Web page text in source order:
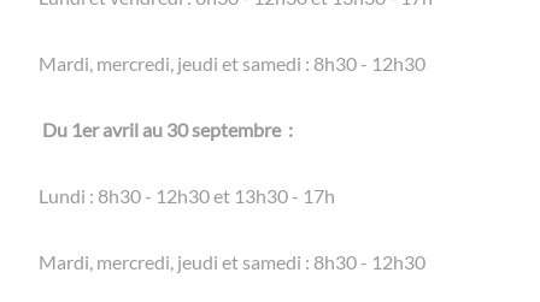
Mardi, mercredi, jeudi et samedi : 8h30 - 12h30
Du 1er avril au 30 septembre :
Lundi : 8h30 - 12h30 et 13h30 - 17h
Mardi, mercredi, jeudi et samedi : 8h30 - 12h30